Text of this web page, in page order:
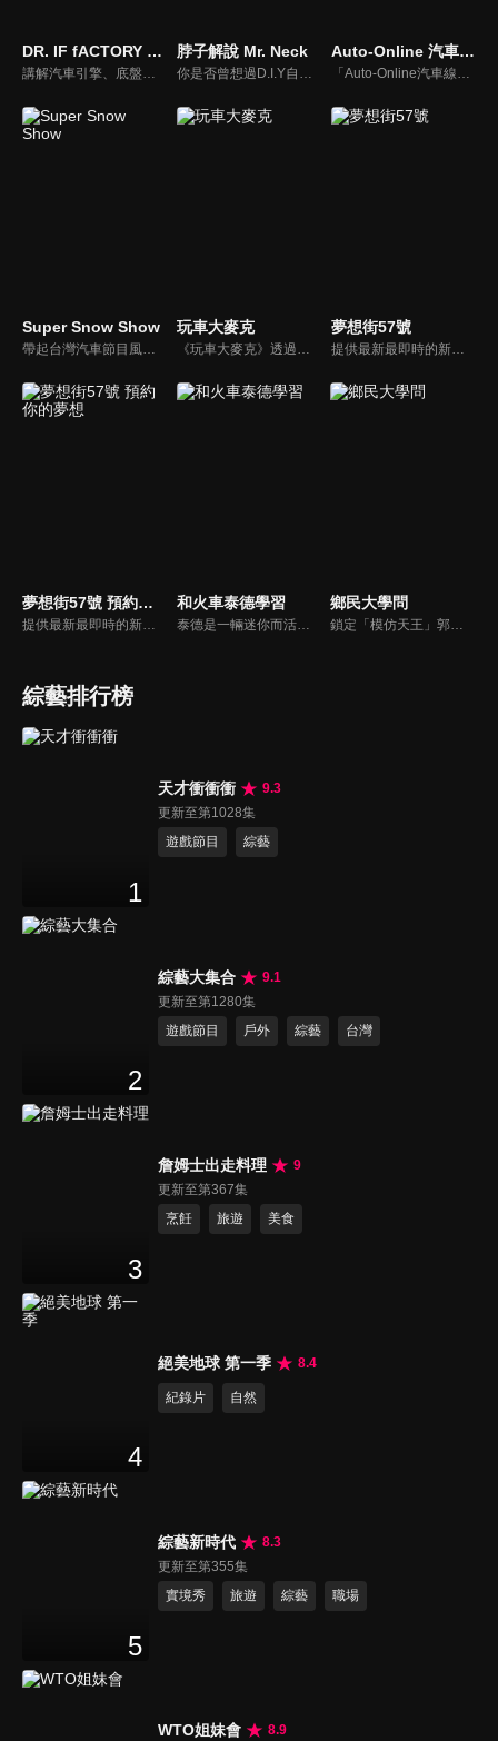
DR. IF fACTORY 硬核車媒
講解汽車引擎、底盤的硬知識、黑科技，「 實事求是、看到什麼講什麼 」是 「DR.IF fACTORY 硬核車媒」 的精神。
脖子解說 Mr. Neck
你是否曾想過D.I.Y自己的愛車卻尋求不到協助？你是否考慮特定車款卻不知風評如何？你是否想跟廣大的車友們交流、交心、交朋友？分享「說車、玩車、聊車」的大小事！不管你懂車、不懂車、甚至是想買車的朋友，我們會把最新的車市資訊，以及養車的小知識分享給大家！
Auto-Online 汽車線上情報誌
「Auto-Online汽車線上情報誌」成立於1999年，是一個將網路平台、平面雜誌與影音頻道結合的專業汽車媒體。影音內容：汽車試駕、重機試駕、車壇快訊、老車單元以及集體評比，我們致力呈現最真實的試駕體驗。
Super Snow Show
帶起台灣汽車節目風潮，前TVBS《地球黃金線》與東森《夢想街57號》主持人，「車界女神」廖盈婷，自製談話性節目《Super Snow Show》，持續以熱情和風趣的主持風格，打造出高人氣試車頻道，介紹車與生活。
玩車大麥克
《玩車大麥克》透過輕鬆、愉快的方式，把汽車、親子、旅遊與美食等相關資訊傳達給網友們。玩樂生活、輕鬆懂車！
夢想街57號
提供最新最即時的新車資訊、邀請汽車達人分享試車報告，同時幫觀眾做最仔細的車款集評。還有專家分享最實用、最省錢的愛車維修撇步，甚至將難得一見的限量車、改裝車直接搬到棚內，將更專業、更豐富、更多元化的內容呈現給觀眾。
夢想街57號 預約你的夢想
提供最新最即時的新車資訊、邀請汽車達人分享試車報告，同時幫觀眾做最仔細的車款集評！還有專家分享最實用、最省錢的愛車維修撇步，甚至將難得一見的限量車、改裝車直接搬到棚內，將更專業、更豐富、更多元化的內容呈現給觀眾。
和火車泰德學習
泰德是一輛迷你而活潑的火車。 它總是在嘗試新的冒險，並盡可能通過他玩的遊戲學到東西。 在他的冒險中，泰德學習了形狀、顏色和數位。 小朋友們快來和泰德一起快樂地學習吧！
鄉民大學問
鎖定「模仿天王」郭子乾，還有高顏值學霸大學生辛辣提問唷！全新優質節目都在NOWnews《鄉民大學問》！
綜藝排行榜
1
天才衝衝衝
9.3
更新至第1028集
遊戲節目
綜藝
2
綜藝大集合
9.1
更新至第1280集
遊戲節目
戶外 綜藝 台灣
3
詹姆士出走料理
9
更新至第367集
烹飪
旅遊 美食
4
絕美地球 第一季 8.4
紀錄片 自然
5
綜藝新時代
8.3
更新至第355集
實境秀
旅遊 綜藝 職場
WTO姐妹會
8.9